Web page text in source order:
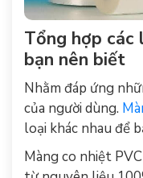
Tổng hợp các
bạn nên biết
Nhằm đáp ứng
của người dùng.
loại khác nhau để
Màng co nhiệt